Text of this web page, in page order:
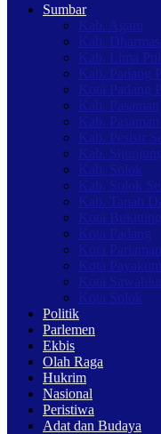
Sumbar
Kab. Agam
Kab.
Kab. Lima
Kab. Padang
Kota Padang
Kab. Pasaman
Kab.
Kab. Pesisir
Kab.
Kab. Solok
Kab. Solok
Kab. Tanah
Kota
Kota Padang
Kota Pariaman
Kota
Kota
Kota Solok
Politik
Parlemen
Ekbis
Olah Raga
Hukrim
Nasional
Peristiwa
Adat dan Budaya